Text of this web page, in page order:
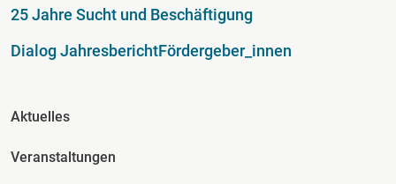
25 Jahre Sucht und Beschäftigung
Dialog JahresberichtFördergeber_innen
Fusszeile Spalte 2
Aktuelles
Veranstaltungen